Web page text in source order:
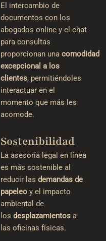
El intercambio de
documentos con los
abogados online y el chat
para consultas
proporcionan unacomodidad
excepcional a los
clientes, permitiéndoles
interactuar en el
momento que más les
acomode.
Sostenibilidad
La asesoría legal en línea
es más sostenible al
reducir lasdemandas de
papeleo y el impacto
ambiental de
losdesplazamientos a
las oficinas físicas.